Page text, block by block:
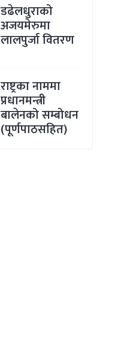
डढेलधुराको
अजयमेरुमा
लालपुर्जा वितरण
राष्ट्रका नाममा
प्रधानमन्त्री
बालेनको सम्बोधन
(पूर्णपाठसहित)